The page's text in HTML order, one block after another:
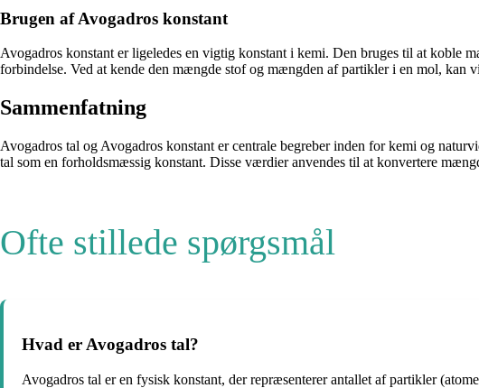
Brugen af Avogadros konstant
Avogadros konstant er ligeledes en vigtig konstant i kemi. Den bruges til at koble
forbindelse. Ved at kende den mængde stof og mængden af partikler i en mol, kan
Sammenfatning
Avogadros tal og Avogadros konstant er centrale begreber inden for kemi og
tal som en forholdsmæssig konstant. Disse værdier anvendes til at konvertere
Ofte stillede spørgsmål
Hvad er Avogadros tal?
Avogadros tal er en fysisk konstant, der repræsenterer antallet af partikler